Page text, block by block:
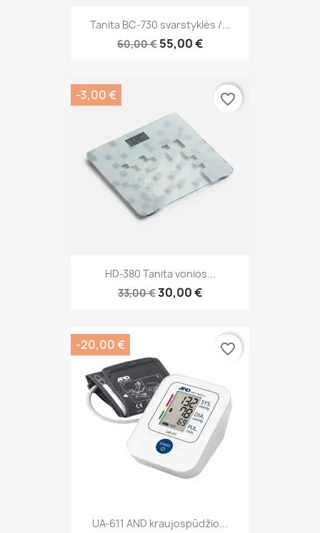
Tanita BC-730 svarstyklės /...
60,00 € 55,00 €
HD-380 Tanita vonios...
33,00 €30,00 €
-3,00 € favorite_border
UA-611 AND kraujospūdžio...
-20,00 € favorite_border